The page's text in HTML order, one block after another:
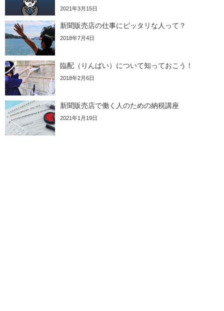
2021年3月15日
新聞販売店の仕事にピッタリな人って？
2018年7月4日
臨配（りんぱい）について知っておこう！
2018年2月6日
新聞販売店で働く人のための納税講座
2021年1月19日